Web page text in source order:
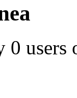
0 users